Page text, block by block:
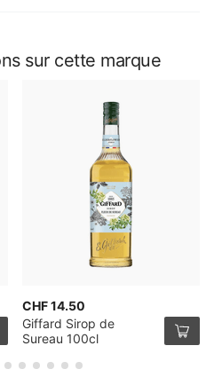
sur cette marque
CHF 14.50
Giffard Sirop de
Sureau 100cl